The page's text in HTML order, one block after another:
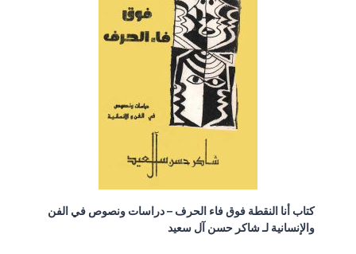
كتاب أنا النقطة فوق فاء الحرف – دراسات ونصوص في الفن
والإنسانية لـ شاكر حسن آل سعيد